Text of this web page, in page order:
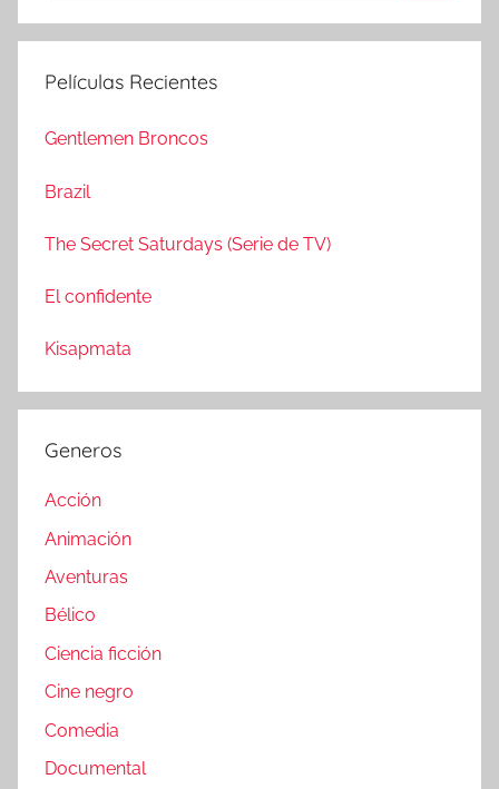
s
a
:
u
Películas Recientes
Gentlemen Broncos
Brazil
The Secret Saturdays (Serie de TV)
El confidente
Kisapmata
Generos
Acción
Animación
Aventuras
Bélico
Ciencia ficción
Cine negro
Comedia
Documental